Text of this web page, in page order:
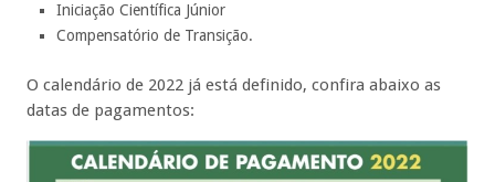
Iniciação Científica Júnior
Compensatório de Transição.
O calendário de 2022 já está definido, confira abaixo as
datas de pagamentos: